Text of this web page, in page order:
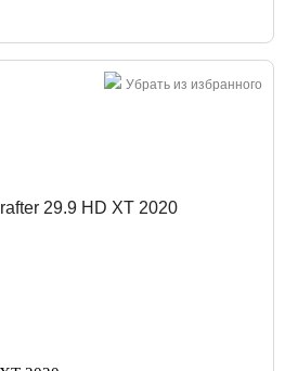
Убрать из избранного